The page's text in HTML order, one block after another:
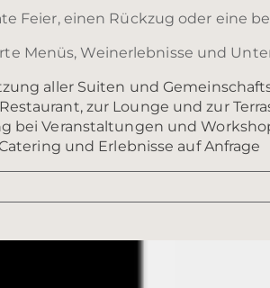
Feier, einen Rückzug oder eine
Menüs, Weinerlebnisse und
aller Suiten und
zur Lounge und zur
bei Veranstaltungen und
und Erlebnisse auf Anfrage